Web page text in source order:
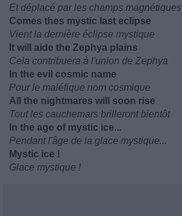
Et déplacé par les champs magnétiques
Comes thes mystic last eclipse
Vient la dernière éclipse mystique
It will aide the Zephya plains
Cela contribuera à l'union de Zephya
In the evil cosmic name
Pour le maléfique nom cosmique
All the nightmares will soon rise
Tout les cauchemars brilleront bientôt
In the age of mystic ice...
Pendant l'âge de la glace mystique...
Mystic ice !
Glace mystique !